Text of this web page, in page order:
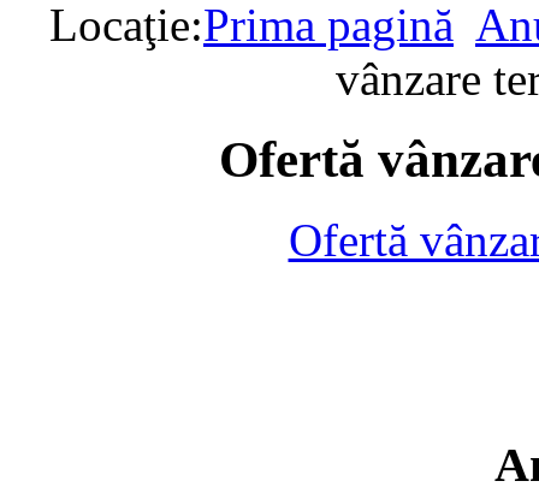
Locaţie:Prima pagină
vânzare
Ofertă
Ofertă